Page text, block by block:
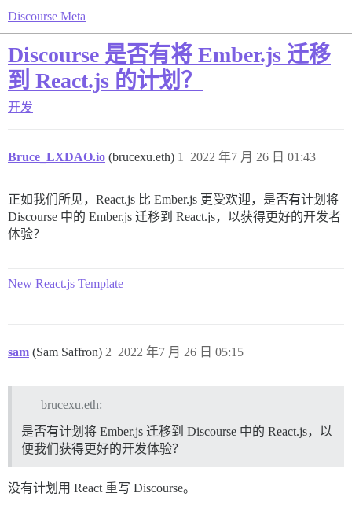
Discourse Meta
Discourse 是否有将 Ember.js 迁移
到 React.js 的计划？
开发
Bruce_LXDAO.io (brucexu.eth) 2022 年7 月 26 日 01:43
1
正如我们所见，React.js 比 Ember.js 更受欢迎，是否有计划将
Discourse 中的 Ember.js 迁移到 React.js，以获得更好的开发者
体验？
New React.js Template
sam (Sam Saffron) 2022 年7 月 26 日 05:15
2
brucexu.eth:
是否有计划将 Ember.js 迁移到 Discourse 中的 React.js，以
便我们获得更好的开发体验？
没有计划用 React 重写 Discourse。